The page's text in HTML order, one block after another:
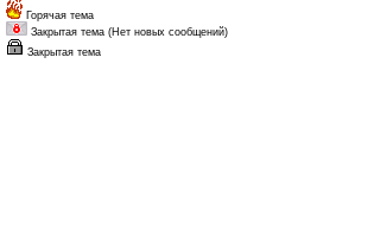
Горячая тема
Закрытая тема (Нет новых сообщений)
Закрытая тема